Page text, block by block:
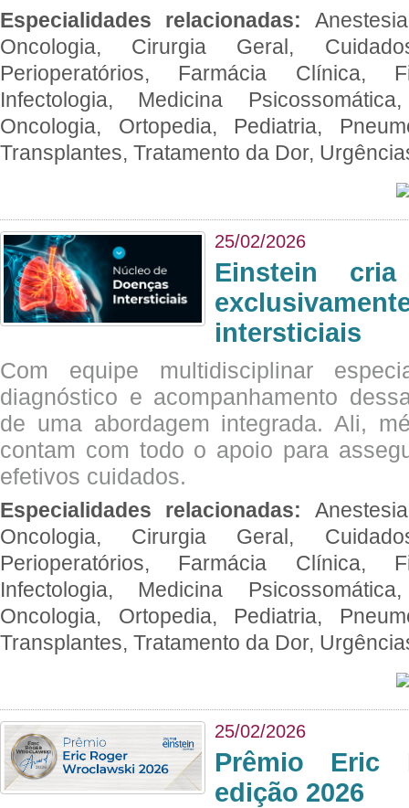
Especialidades relacionadas:
Oncologia, Cirurgia Geral,
Perioperatórios, Farmácia Clínica,
Infectologia, Medicina
Oncologia, Ortopedia, Pediatria,
Transplantes, Tratamento da Dor,
25/02/2026
Einstein
intersticiais
Com equipe multidisciplinar
diagnóstico e acompanhamento
de uma abordagem integrada. Ali,
contam com todo o apoio para
efetivos cuidados.
Especialidades relacionadas:
Oncologia, Cirurgia Geral,
Perioperatórios, Farmácia Clínica,
Infectologia, Medicina
Oncologia, Ortopedia, Pediatria,
Transplantes, Tratamento da Dor,
25/02/2026
Prêmio Eric
edição 2026